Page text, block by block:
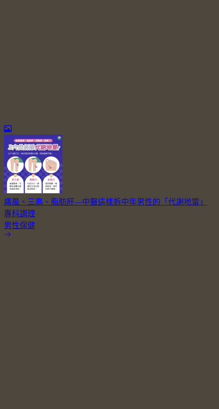
痛風、三高、脂肪肝—中醫這樣拆中年男性的「代謝地雷」
專科調理
男性保健